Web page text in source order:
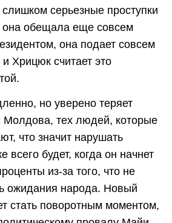
слишком серьезные проступки
она обещала еще совсем
она подает совсем
Хрицюк считает это
но уверено теряет
Молдова, тех людей, которые
что значит нарушать
всего будет, когда он начнет
из-за того, что не
ожидания народа. Новый
стать поворотным моментом,